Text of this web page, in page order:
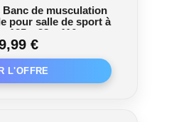
de musculation
pour salle de sport à
135 x 38 x 116 cm
€